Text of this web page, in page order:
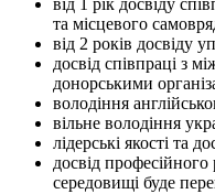
⁠від 1 рік досвіду
та місцевого
від 2 років досвіду
досвід співпраці з
донорськими
володіння
⁠вільне володіння
⁠лідерські якості та
⁠досвід
середовищі буде